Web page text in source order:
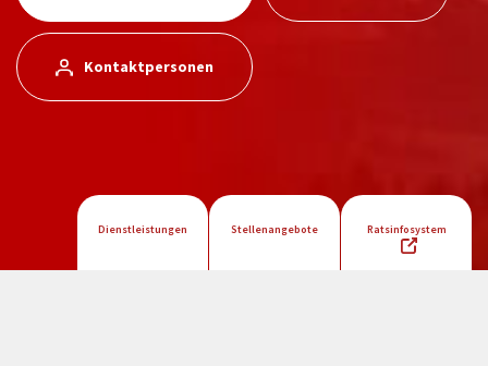
Kontaktpersonen
Dienstleistungen Stellenangebote Ratsinfosystem